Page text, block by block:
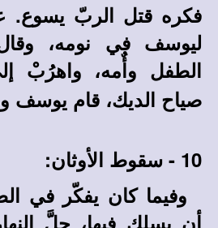
فكره قتل الربّ يسوع.
ليوسف في نومه،
الطفل وأٌمه، واهرُبْ
صياح الديك، قام
10 - سقوط الأوثان:
وفيما كان يفكّر في
أن يسلك فيها، حلَّ